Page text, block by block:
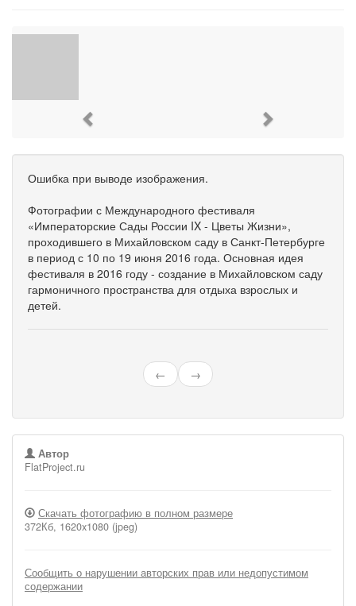
Ошибка при выводе изображения.
Фотографии с Международного фестиваля
«Императорские Сады России IX - Цветы Жизни»,
проходившего в Михайловском саду в Санкт-Петербурге
в период с 10 по 19 июня 2016 года. Основная идея
фестиваля в 2016 году - создание в Михайловском саду
гармоничного пространства для отдыха взрослых и
детей.
← →
Автор
FlatProject.ru
Скачать фотографию в полном размере
372Кб, 1620x1080 (jpeg)
Сообщить о нарушении авторских прав или недопустимом
содержании